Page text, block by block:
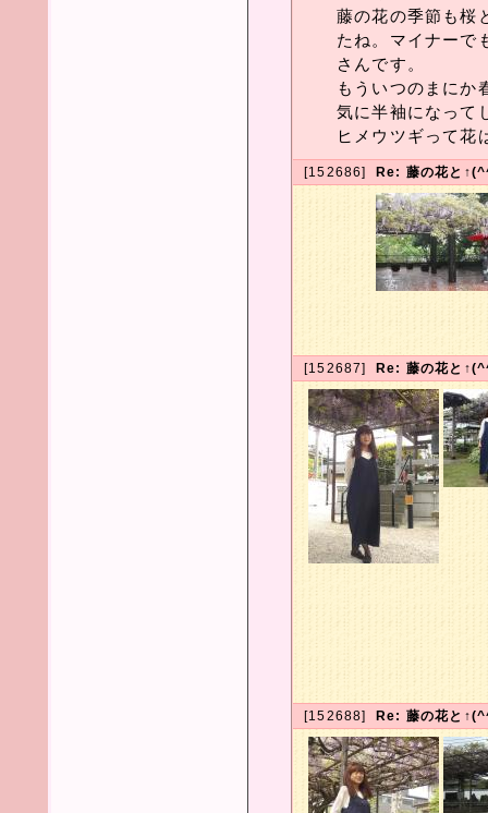
藤の花の季節も桜
たね。マイナーで
さんです。
もういつのまにか
気に半袖になって
ヒメウツギって花
[152686] Re: 藤の花と
[152687] Re: 藤の花と
[152688] Re: 藤の花と